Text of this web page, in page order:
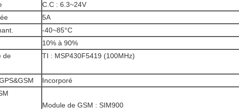
C.C : 6.3~24V
5A
-40~85°C
10% à 90%
de
TI : MSP430F5419 (100MHz)
Incorporé
Module de GSM : SIM900